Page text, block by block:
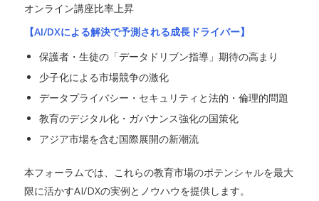
オンライン講座比率上昇
【AI/DXによる解決で予測される成長ドライバー】
保護者・生徒の「データドリブン指導」期待の高まり
少子化による市場競争の激化
データプライバシー・セキュリティと法的・倫理的問題
教育のデジタル化・ガバナンス強化の国策化
アジア市場を含む国際展開の新潮流
本フォーラムでは、これらの教育市場のポテンシャルを最大
限に活かすAI/DXの実例とノウハウを提供します。